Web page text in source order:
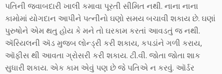
પતિની જવાબદારી ખાલી કમાવા પૂરતી સીમિત નથી. નાના નાના
કામોમાં યોગદાન આપીને પત્નીનો ઘણો સમય બચાવી શકાય છે. ઘણાં
પુરુષોને એમ થતુ હોય કે મને તો ઘરકામ કરતાં આવડતું જ નથી.
ઍરિયલની ઍડ મુજબ લોન્ડ્રી કરી શકાય, કપડાંને ગળી કરાય,
ઑફીસ થી આવતા ગ્રોસરી કરી શકાય. ટી.વી. જોતા જોતા શાક
સુધારી શકાય. એક કામ એવું પણ છે જે પતિએ ન કરવુંં. ઑર્ડર